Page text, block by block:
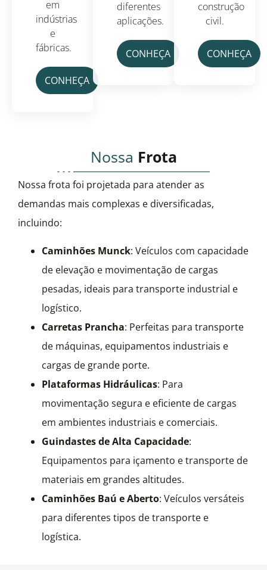
em
indústrias
e
fábricas.
CONHEÇA
diferentes
aplicações.
CONHEÇA
construção
civil.
CONHEÇA
Nossa Frota
Nossa frota foi projetada para atender as
demandas mais complexas e diversificadas,
incluindo:
Caminhões Munck: Veículos com capacidade
de elevação e movimentação de cargas
pesadas, ideais para transporte industrial e
logístico.
Carretas Prancha: Perfeitas para transporte
de máquinas, equipamentos industriais e
cargas de grande porte.
Plataformas Hidráulicas: Para
movimentação segura e eficiente de cargas
em ambientes industriais e comerciais.
Guindastes de Alta Capacidade:
Equipamentos para içamento e transporte de
materiais em grandes altitudes.
Caminhões Baú e Aberto: Veículos versáteis
para diferentes tipos de transporte e
logística.